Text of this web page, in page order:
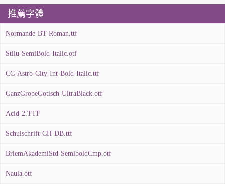
推薦字體
Normande-BT-Roman.ttf
Stilu-SemiBold-Italic.otf
CC-Astro-City-Int-Bold-Italic.ttf
GanzGrobeGotisch-UltraBlack.otf
Acid-2.TTF
Schulschrift-CH-DB.ttf
BriemAkademiStd-SemiboldCmp.otf
Naula.otf